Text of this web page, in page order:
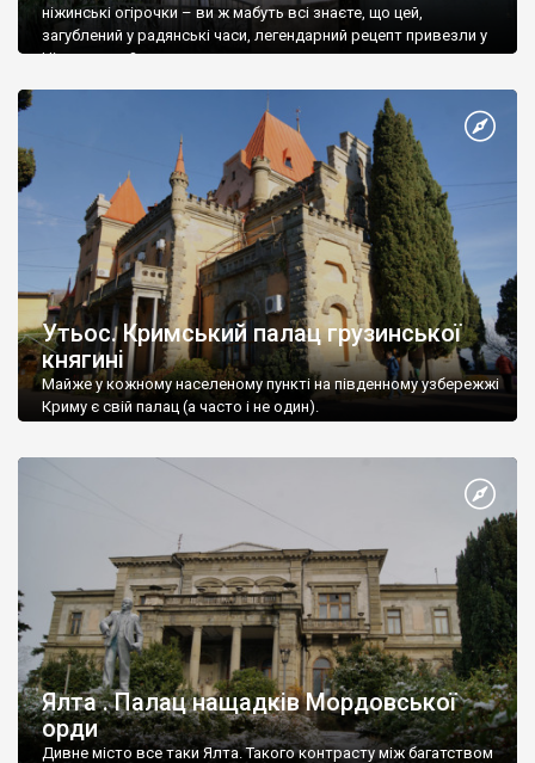
ніжинські огірочки – ви ж мабуть всі знаєте, що цей,
загублений у радянські часи, легендарний рецепт привезли у
Ніжин греки?
Утьос. Кримський палац грузинської
княгині
Майже у кожному населеному пункті на південному узбережжі
Криму є свій палац (а часто і не один).
Ялта . Палац нащадків Мордовської
орди
Дивне місто все таки Ялта. Такого контрасту між багатством